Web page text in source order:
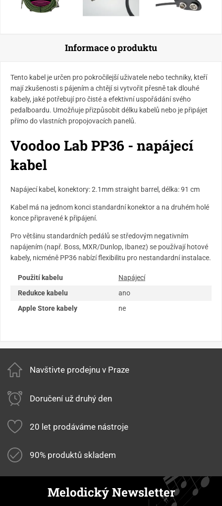
Informace o produktu
Tento kabel je určen pro pokročilejší uživatele nebo techniky, kteří
mají zkušenosti s pájením a chtějí si vytvořit přesně tak dlouhé
kabely, jaké potřebují pro čisté a efektivní uspořádání svého
pedalboardu. Umožňuje přizpůsobit délku kabelů nebo je připájet
přímo do vlastních propojovacích panelů.
Voodoo Lab PP36 - napájecí
kabel
Napájecí kabel, konektory: 2.1mm straight barrel, délka: 91 cm
Kabel má na jednom konci standardní konektor a na druhém holé
konce připravené k připájení.
Pro většinu standardních pedálů se středovým negativním
napájením (např. Boss, MXR/Dunlop, Ibanez) se používají hotové
kabely, nicméně PP36 nabízí flexibilitu pro nestandardní instalace.
Použití kabelu
Napájecí
Redukce kabelu
ano
Apple Store kabely
ne
Navštivte prodejnu v Praze
Doručení už druhý den
20 let prodáváme nástroje
90% produktů skladem
Melodický Newsletter